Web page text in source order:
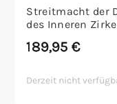
Streitmacht der
des Inneren
189,95€
Derzeit nicht